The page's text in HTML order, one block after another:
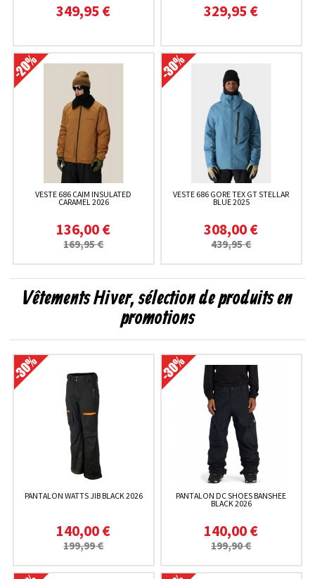
349,95 € 329,95 €
VESTE 686 CAIM INSULATED
CARAMEL 2026
136,00 €
169,95 €
VESTE 686 GORE TEX GT STELLAR
BLUE 2025
308,00 €
439,95 €
Vêtements Hiver, sélection de produits en
promotions
PANTALON WATTS JIB BLACK 2026
140,00 €
199,99 €
PANTALON DC SHOES BANSHEE
BLACK 2026
140,00 €
199,90 €